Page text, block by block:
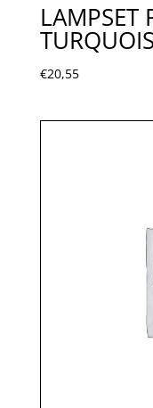
LAMPSET
€20,55